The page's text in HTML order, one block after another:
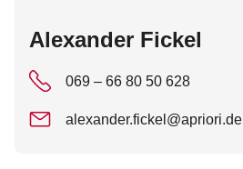
:
Alexander Fickel
069 – 66 80 50 628
alexander.fickel@apriori.de